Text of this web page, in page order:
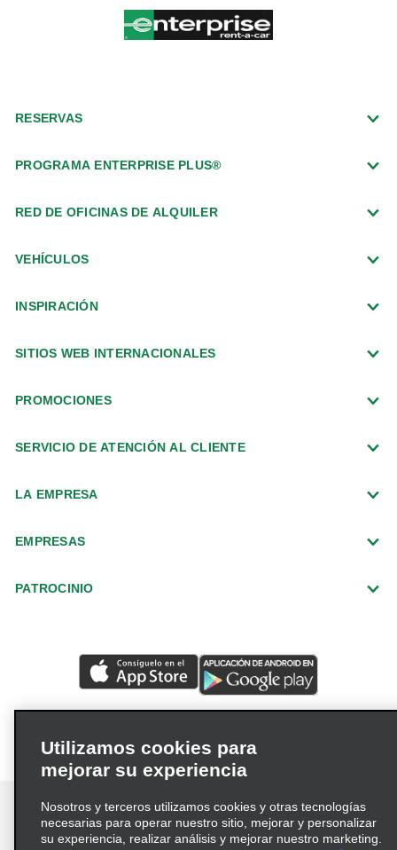
Aeropuerto Regional de Cedar City (CDC)
Aeropuerto Regional de St. George (SGU)
Oficinas de ciudad
Bountiful
FBO de Signature en SLC
Layton
Millcreek
Ogden, Riverdale Rd.
Salt Lake City, cruce 900 S. Y State
Saratoga Springs
South Jordan
RESERVAS
PROGRAMA ENTERPRISE PLUS®
RED DE OFICINAS DE ALQUILER
VEHÍCULOS
INSPIRACIÓN
SITIOS WEB INTERNACIONALES
PROMOCIONES
SERVICIO DE ATENCIÓN AL CLIENTE
LA EMPRESA
EMPRESAS
PATROCINIO
Utilizamos cookies para
mejorar su experiencia
Nosotros y terceros utilizamos cookies y otras tecnologías
necesarias para operar nuestro sitio, mejorar y personalizar
su experiencia, realizar análisis y mejorar nuestro marketing.